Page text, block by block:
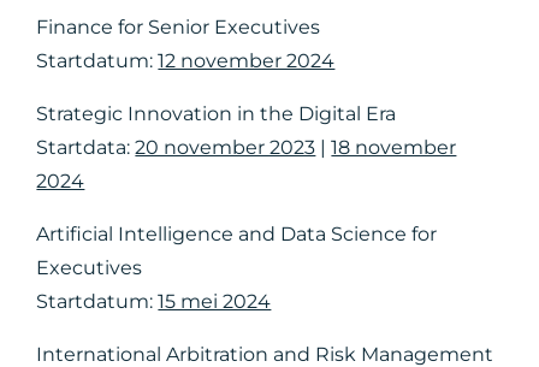
Finance for Senior Executives
Startdatum:12 november 2024
Strategic Innovation in the Digital Era
Startdata:20 november 2023 |18 november
2024
Artificial Intelligence and Data Science for
Executives
Startdatum:15 mei 2024
International Arbitration and Risk Management